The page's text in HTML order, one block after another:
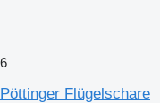
6
Pöttinger Flügelschare